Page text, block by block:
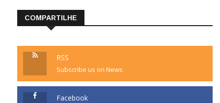
COMPARTILHE
RSS
Subscribe us on News
Facebook